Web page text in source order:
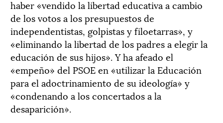
haber «vendido la libertad educativa a cambio
de los votos a los presupuestos de
independentistas, golpistas y filoetarras», y
«eliminando la libertad de los padres a elegir la
educación de sus hijos». Y ha afeado el
«empeño» del PSOE en «utilizar la Educación
para el adoctrinamiento de su ideología» y
«condenando a los concertados a la
desaparición».